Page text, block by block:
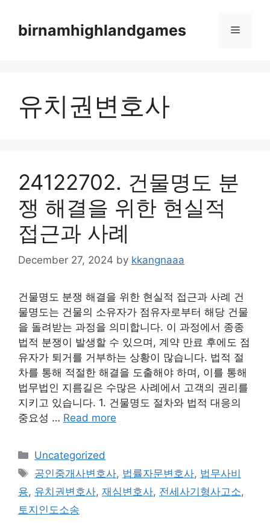
contentbirnamhighlandgames Menu
유치권변호사
24122702. 건물명도 분
쟁 해결을 위한 현실적
접근과 사례
December 27, 2024 by kkangnaaa
건물명도 분쟁 해결을 위한 현실적 접근과 사례 건
물명도는 건물의 소유자가 점유자로부터 해당 건물
을 돌려받는 과정을 의미합니다. 이 과정에서 종종
법적 분쟁이 발생할 수 있으며, 계약 만료 후에도 점
유자가 퇴거를 거부하는 상황이 많습니다. 법적 절
차를 통해 적절한 해결을 도출해야 하며, 이를 통해
법무법인 지름길은 수많은 사례에서 고객의 권리를
지키고 있습니다. 1. 건물명도 절차와 법적 대응의
중요성 … Read more
Categories
Uncategorized
Tags
공인중개사변호사, 법률자문변호사, 법무사비
용, 유치권변호사, 재심변호사, 전세사기형사고소,
토지인도소송